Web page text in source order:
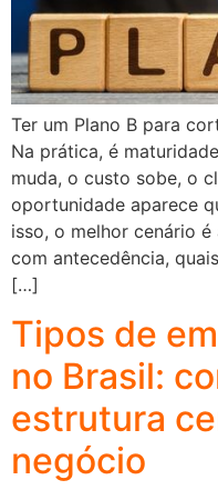
Ter um Plano B para
Na prática, é
muda, o custo sobe, o
oportunidade aparece
isso, o melhor cenário
com antecedência,
[…]
Tipos de
no Brasil:
estrutura
negócio